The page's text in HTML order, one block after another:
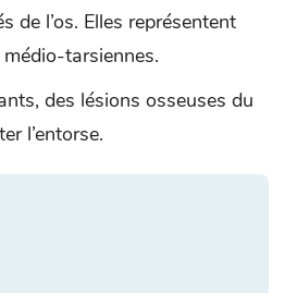
de l’os. Elles représentent
tarsiennes.
des lésions osseuses du
l’entorse.